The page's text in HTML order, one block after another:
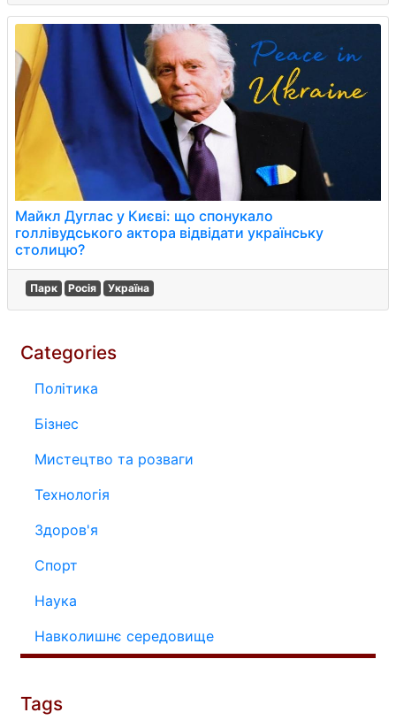
Майкл Дуглас у Києві: що спонукало
голлівудського актора відвідати українську
столицю?
Парк Росія Україна
Categories
Політика
Бізнес
Мистецтво та розваги
Технологія
Здоров'я
Спорт
Наука
Навколишнє середовище
Tags